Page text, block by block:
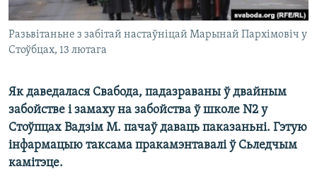
Разьвітаньне з забітай настаўніцай Марынай Пархімовіч у
Стоўбцах, 13 лютага
Як даведалася Свабода, падазраваны ў двайным
забойстве і замаху на забойства ў школе N2 у
Стоўпцах Вадзім М. пачаў даваць паказаньні. Гэтую
інфармацыю таксама пракамэнтавалі ў Сьледчым
камітэце.